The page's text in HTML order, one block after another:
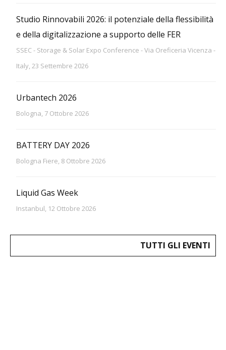
Studio Rinnovabili 2026: il potenziale della flessibilità
e della digitalizzazione a supporto delle FER
SSEC - Storage & Solar Expo Conference - Via Oreficeria Vicenza -
Italy, 23 Settembre 2026
Urbantech 2026
Bologna, 7 Ottobre 2026
BATTERY DAY 2026
Bologna Fiere, 8 Ottobre 2026
Liquid Gas Week
Instanbul, 12 Ottobre 2026
TUTTI GLI EVENTI